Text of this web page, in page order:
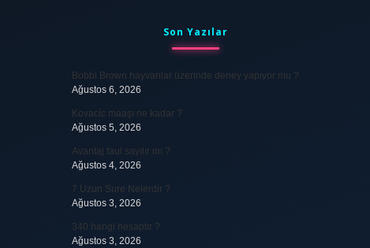
SidebarSon Yazılar
Bobbi Brown hayvanlar üzerinde deney yapıyor mu ?
Ağustos 6, 2026
Kovacic maaşı ne kadar ?
Ağustos 5, 2026
Avantaj faul sayılır mı ?
Ağustos 4, 2026
7 Uzun Sure Nelerdir ?
Ağustos 3, 2026
340 hangi hesaptır ?
Ağustos 3, 2026